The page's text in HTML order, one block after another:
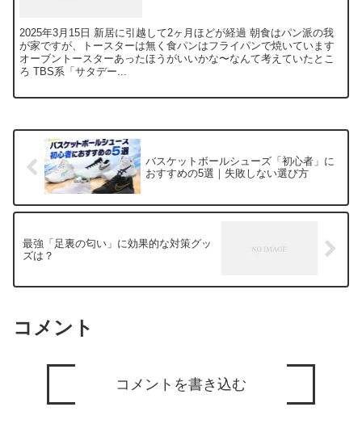
2025年3月15日 新居に引越して2ヶ月ほどが経過 朝食はパン派の我
が家ですが、トースターは無く食パンはフライパンで焼いています
オーブントースターあったほうがいいかな〜なんて考えていたとこ
ろ TBS系「サタデー...
バスケットボールシューズ「初心者」に
おすすめの5選｜失敗しない選び方
最強「足裏の匂い」に効果的な対策グッ
ズは？
コメント
コメントを書き込む